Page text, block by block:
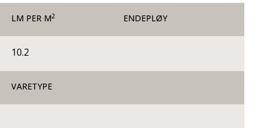
LM PER M2 ENDEPLØY
10.2
VARETYPE